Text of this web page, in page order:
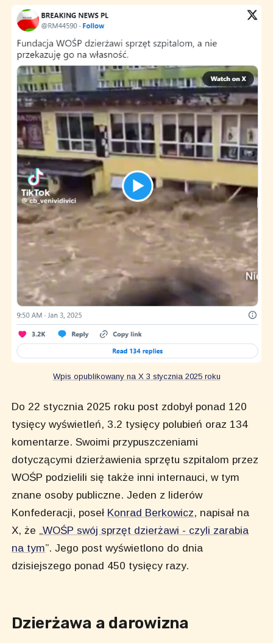
Wpis opublikowany na X 3 stycznia 2025 roku
Do 22 stycznia 2025 roku post zdobył ponad 120
tysięcy wyświetleń, 3.2 tysięcy polubień oraz 134
komentarze. Swoimi przypuszczeniami
dotyczącymi dzierżawienia sprzętu szpitalom przez
WOŚP podzielili się także inni internauci, w tym
znane osoby publiczne. Jeden z liderów
Konfederacji, poseł Konrad Berkowicz, napisał na
X, że „WOŚP swój sprzęt dzierżawi - czyli zarabia
na tym”. Jego post wyświetlono do dnia
dzisiejszego ponad 450 tysięcy razy.
Dzierżawa a darowizna